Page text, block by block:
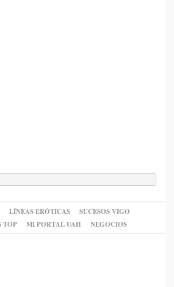
LÍNEAS ERÓTICAS
SUCESOS VIGO
TOP
MI PORTAL UAH NEGOCIOS